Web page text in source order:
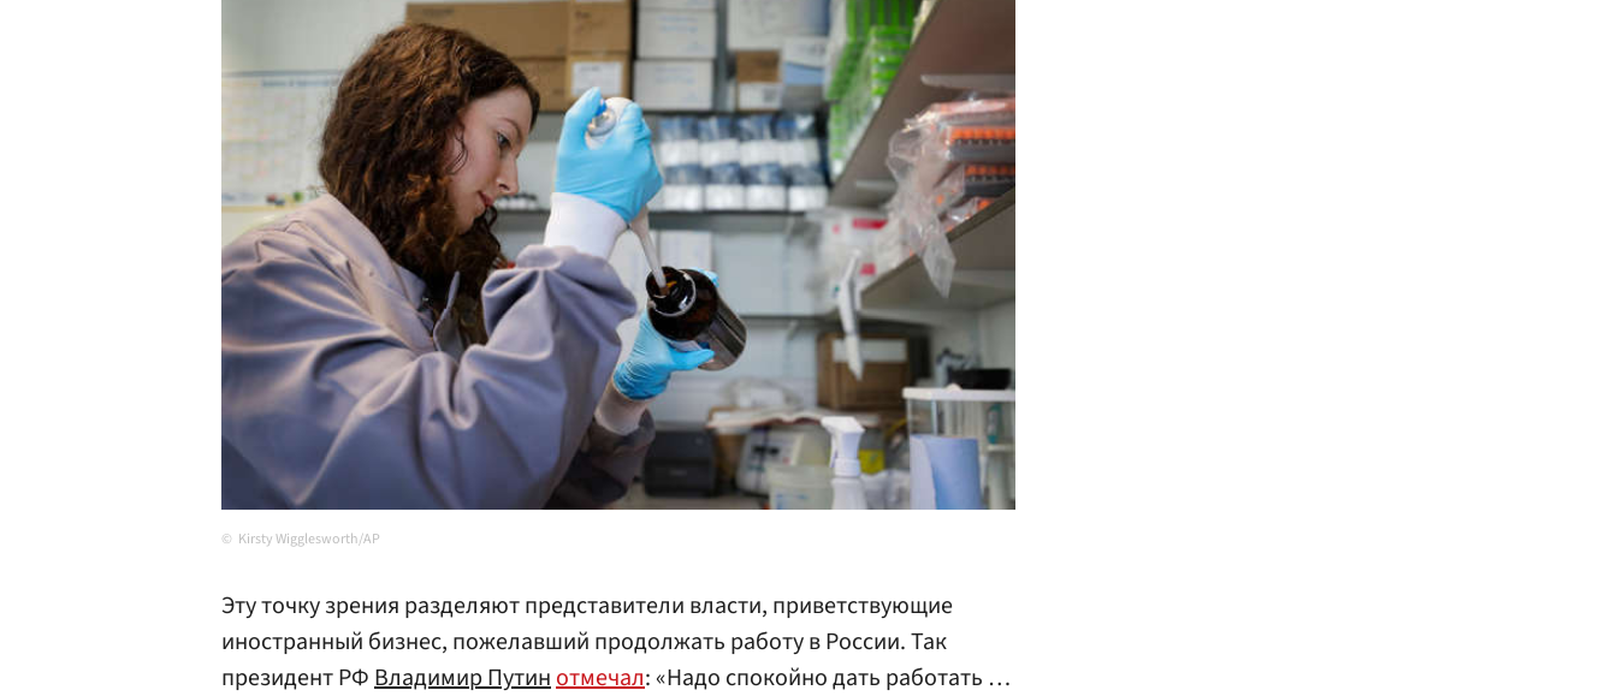
Kirsty Wigglesworth/AP
Эту точку зрения разделяют представители власти, приветствующие
иностранный бизнес, пожелавший продолжать работу в России. Так
президент РФВладимир Путинотмечал: «Надо спокойно дать работать …